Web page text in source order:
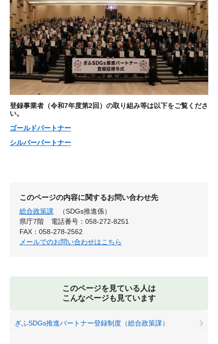
登録事業者（令和7年度第2回）の取り組み等は以下をご覧くださ
い。
ゴールドパートナー
シルバーパートナー
このページの内容に関するお問い合わせ先
総合政策課
（SDGs推進係）
県庁7階
電話番号：058-272-8251
FAX：058-278-2562
メールでのお問い合わせはこちら
このページを見ている人は
こんなページも見ています
ぎふSDGs推進パートナー登録制度（総合政策課）